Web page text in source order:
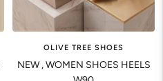
OLIVE TREE SHOES
NEW , WOMEN SHOES HEELS